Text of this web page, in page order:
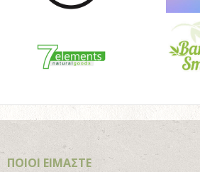
ΠΟΙΟΙ ΕΙΜΑΣΤΕ